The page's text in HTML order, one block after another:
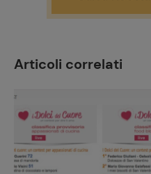
Articoli correlati